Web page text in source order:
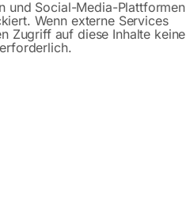
und Social-Media-Plattformen
Wenn externe Services
Zugriff auf diese Inhalte keine